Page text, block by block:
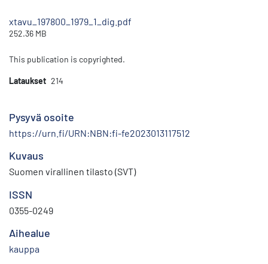
xtavu_197800_1979_1_dig.pdf
252.36 MB
This publication is copyrighted.
Lataukset 214
Pysyvä osoite
https://urn.fi/URN:NBN:fi-fe2023013117512
Kuvaus
Suomen virallinen tilasto (SVT)
ISSN
0355-0249
Aihealue
kauppa